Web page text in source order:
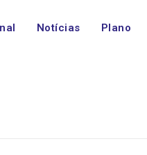
Notícias Plano